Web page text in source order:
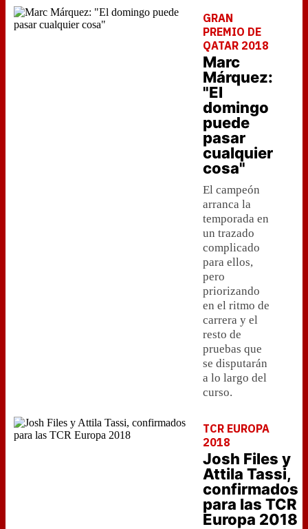
GRAN
PREMIO DE
QATAR 2018
Marc
Márquez:
"El
domingo
puede
pasar
cualquier
cosa"
El campeón
arranca la
temporada en
un trazado
complicado
para ellos,
pero
priorizando
en el ritmo de
carrera y el
resto de
pruebas que
se disputarán
a lo largo del
curso.
TCR EUROPA
2018
Josh Files y
Attila Tassi,
confirmados
para las TCR
Europa 2018